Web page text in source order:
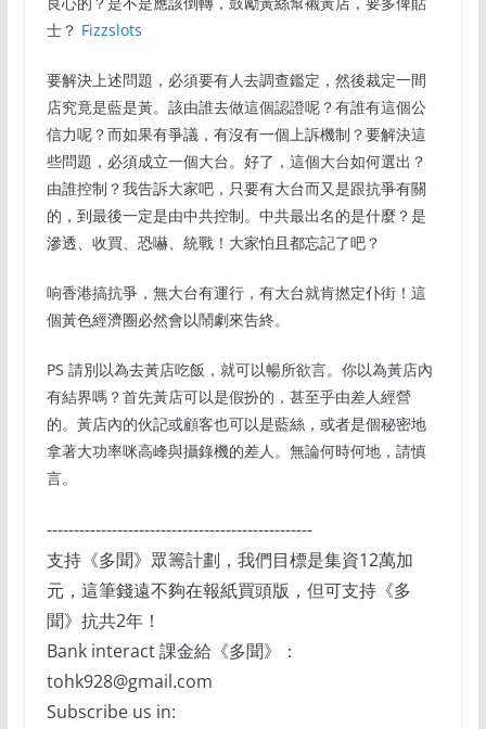
士？ Fizzslots
要解決上述問題，必須要有人去調查鑑定，然後裁定一間
店究竟是藍是黃。該由誰去做這個認證呢？有誰有這個公
信力呢？而如果有爭議，有沒有一個上訴機制？要解決這
些問題，必須成立一個大台。好了，這個大台如何選出？
由誰控制？我告訴大家吧，只要有大台而又是跟抗爭有關
的，到最後一定是由中共控制。中共最出名的是什麼？是
滲透、收買、恐嚇、統戰！大家怕且都忘記了吧？
响香港搞抗爭，無大台有運行，有大台就肯撚定仆街！這
個黃色經濟圈必然會以鬧劇來告終。
PS 請別以為去黃店吃飯，就可以暢所欲言。你以為黃店內
有結界嗎？首先黃店可以是假扮的，甚至乎由差人經營
的。黃店內的伙記或顧客也可以是藍絲，或者是個秘密地
拿著大功率咪高峰與攝錄機的差人。無論何時何地，請慎
言。
-------------------------------------------------
支持《多聞》眾籌計劃，我們目標是集資12萬加
元，這筆錢遠不夠在報紙買頭版，但可支持《多
聞》抗共2年！
Bank interact 課金給《多聞》：
tohk928@gmail.com
Subscribe us in: